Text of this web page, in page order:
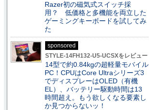
Razer初の磁気式スイッチ採
用？ 低価格と多機能を両立した
ゲーミングキーボードを試してみ
た
sponsored
STYLE-14FH132-U5-UCSXをレビュー
14型で約0.84kgの超軽量モバイル
PC！CPUはCore Ultraシリーズ3
でディスプレーはOLED（有機
EL）、バッテリー駆動時間は13
時間超え。もう欲しくなる要素し
か見つからないッ！